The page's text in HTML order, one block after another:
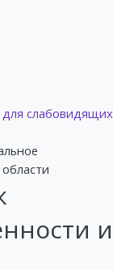
для слабовидящих
и